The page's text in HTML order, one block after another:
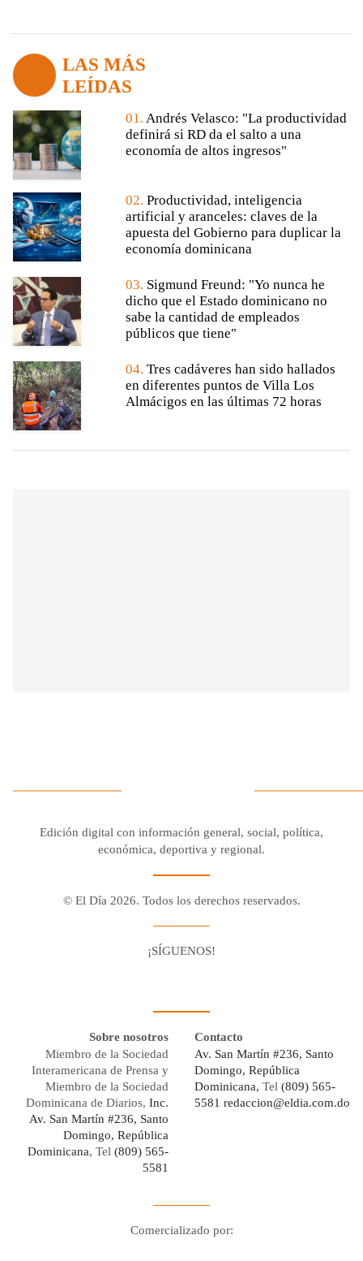
LAS MÁS
LEÍDAS
01. Andrés Velasco: "La productividad
definirá si RD da el salto a una
economía de altos ingresos"
02. Productividad, inteligencia
artificial y aranceles: claves de la
apuesta del Gobierno para duplicar la
economía dominicana
03. Sigmund Freund: "Yo nunca he
dicho que el Estado dominicano no
sabe la cantidad de empleados
públicos que tiene"
04. Tres cadáveres han sido hallados
en diferentes puntos de Villa Los
Almácigos en las últimas 72 horas
Edición digital con información general, social, política,
económica, deportiva y regional.
© El Día 2026. Todos los derechos reservados.
¡SÍGUENOS!
Sobre nosotros
Miembro de la Sociedad
Interamericana de Prensa y
Miembro de la Sociedad
Dominicana de Diarios, Inc.
Av. San Martín #236, Santo
Domingo, República
Dominicana, Tel (809) 565-
5581
Contacto
Av. San Martín #236, Santo
Domingo, República
Dominicana, Tel (809) 565-
5581 redaccion@eldia.com.do
Comercializado por: